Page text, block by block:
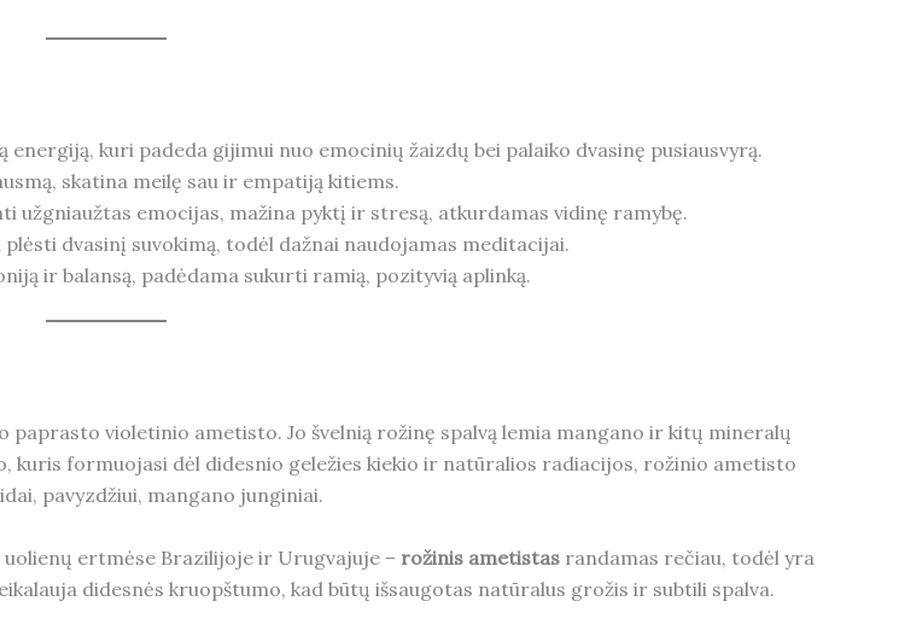
energiją, kuri padeda gijimui nuo emocinių žaizdų bei palaiko dvasinę pusiausvyrą.
skatina meilę sau ir empatiją kitiems.
užgniaužtas emocijas, mažina pyktį ir stresą, atkurdamas vidinę ramybę.
dvasinį suvokimą, todėl dažnai naudojamas meditacijai.
ir balansą, padėdama sukurti ramią, pozityvią aplinką.
violetinio ametisto. Jo švelnią rožinę spalvą lemia mangano ir kitų mineralų
kuris formuojasi dėl didesnio geležies kiekio ir natūralios radiacijos, rožinio ametisto
pavyzdžiui, mangano junginiai.
uolienų ertmėse Brazilijoje ir Urugvajuje – rožinis ametistas randamas rečiau, todėl yra
didesnės kruopštumo, kad būtų išsaugotas natūralus grožis ir subtili spalva.